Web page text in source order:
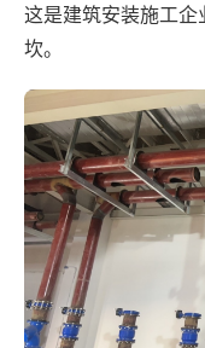
这是建筑安装施工企
坎。